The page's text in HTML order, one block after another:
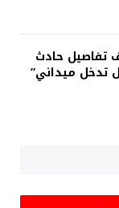
تفاصيل حادث
تدخل ميداني”